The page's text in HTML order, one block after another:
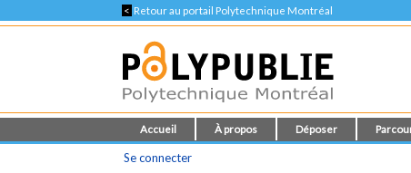
< Retour au portail Polytechnique Montréal
Accueil À propos Déposer
Se connecter